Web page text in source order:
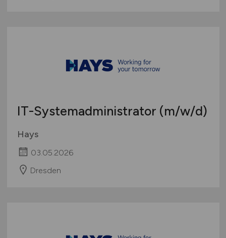
IT-Systemadministrator (m/w/d)
Hays
03.05.2026
Dresden